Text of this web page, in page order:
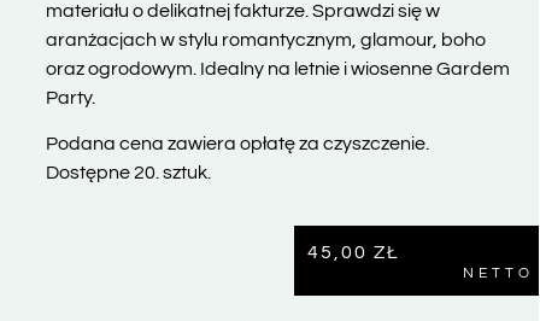
materiału o delikatnej fakturze. Sprawdzi się w
aranżacjach w stylu romantycznym, glamour, boho
oraz ogrodowym. Idealny na letnie i wiosenne Gardem
Party.
Podana cena zawiera opłatę za czyszczenie.
Dostępne 20. sztuk.
45,00 ZŁ
NETTO